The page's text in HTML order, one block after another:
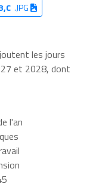
.JPG
les jours
et 2028, dont
l'an